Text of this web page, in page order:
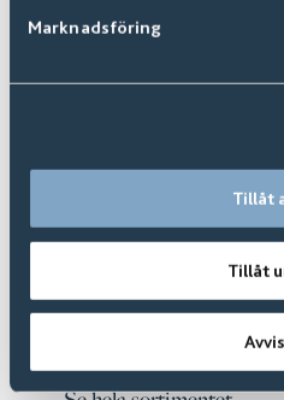
Marknadsföring
Tillåt
Tillåt